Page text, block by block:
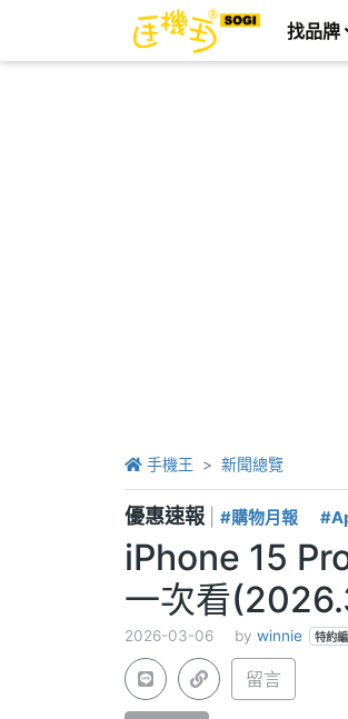
找品牌
手機王 新聞總覽
優惠速報 #購物月報
iPhone 15
一次看
2026-03-06 by winnie 特約
留言